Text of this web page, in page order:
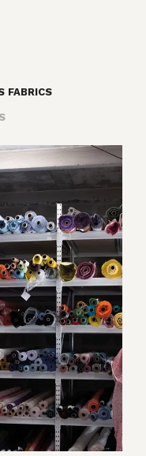
FABRICS